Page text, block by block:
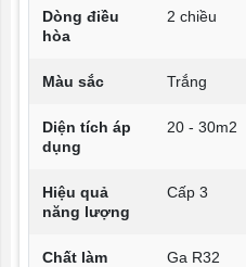
Dòng điều
hòa
2 chiều
Màu sắc Trắng
Diện tích áp
dụng
20 - 30m2
Hiệu quả
năng lượng
Cấp 3
Chất làm
Ga R32